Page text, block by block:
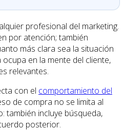
profesional del marketing.
por atención; también
más clara sea la situación
en la mente del cliente,
relevantes.
con el comportamiento del
de compra no se limita al
también incluye búsqueda,
posterior.